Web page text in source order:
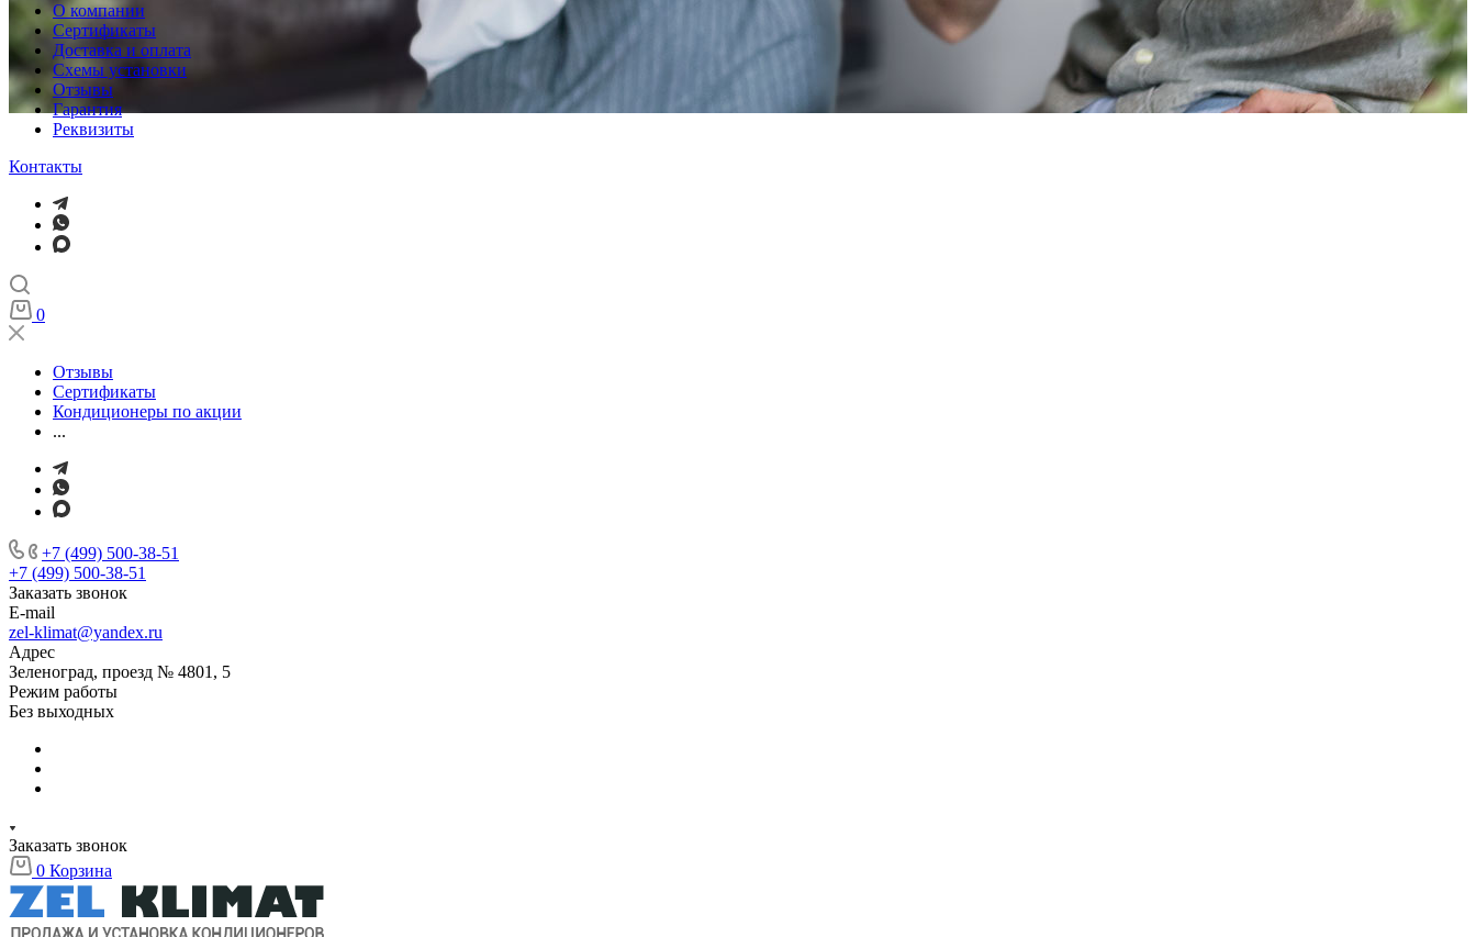
О компании
Сертификаты
Доставка и оплата
Схемы установки
Отзывы
Гарантия
Реквизиты
Контакты
0
Отзывы
Сертификаты
Кондиционеры по акции
...
+7 (499) 500-38-51
+7 (499) 500-38-51
Заказать звонок
E-mail
zel-klimat@yandex.ru
Адрес
Зеленоград, проезд № 4801, 5
Режим работы
Без выходных
Заказать звонок
0 Корзина